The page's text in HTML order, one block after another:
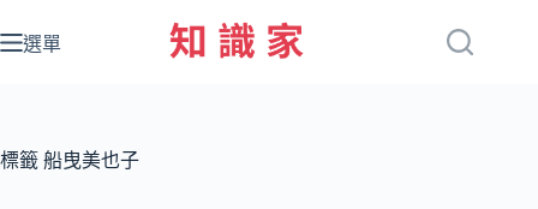
至
容
選單
標籤 船曳美也子